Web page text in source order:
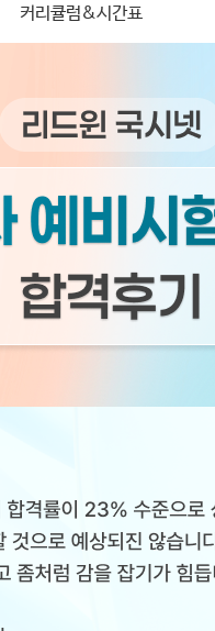
커리큘럼&시간표